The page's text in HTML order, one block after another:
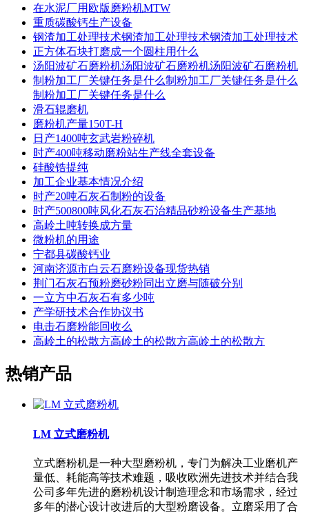
在水泥厂用欧版磨粉机MTW
重质碳酸钙生产设备
钢渣加工处理技术钢渣加工处理技术钢渣加工处理技术
正方体石块打磨成一个圆柱用什么
汤阳波矿石磨粉机汤阳波矿石磨粉机汤阳波矿石磨粉机
制粉加工厂关键任务是什么制粉加工厂关键任务是什么
制粉加工厂关键任务是什么
滑石辊磨机
磨粉机产量150T-H
日产1400吨玄武岩粉碎机
时产400吨移动磨粉站生产线全套设备
硅酸锆提纯
加工企业基本情况介绍
时产20吨石灰石制粉的设备
时产500800吨风化石灰石治精品砂粉设备生产基地
高岭土吨转换成方量
微粉机的用途
宁都县碳酸钙业
河南济源市白云石磨粉设备现货热销
荆门石灰石预粉磨砂粉同出立磨与随破分别
一立方中石灰石有多少吨
产学研技术合作协议书
电击石磨粉能回收么
高岭土的松散方高岭土的松散方高岭土的松散方
热销产品
LM 立式磨粉机
立式磨粉机是一种大型磨粉机，专门为解决工业磨机产
量低、耗能高等技术难题，吸收欧洲先进技术并结合我
公司多年先进的磨粉机设计制造理念和市场需求，经过
多年的潜心设计改进后的大型粉磨设备。立磨采用了合